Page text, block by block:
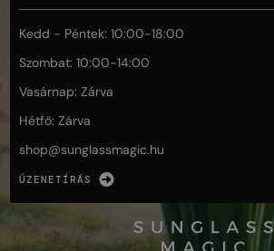
Kedd - Péntek: 10:00-18:00
Szombat: 10:00-14:00
Vasárnap: Zárva
Hétfő: Zárva
shop@sunglassmagic.hu
ÜZENETÍRÁS